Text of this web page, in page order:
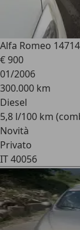
Alfa Romeo 147
€ 900
01/2006
300.000 km
Diesel
5,8 l/100 km
Novità
Privato
IT 40056